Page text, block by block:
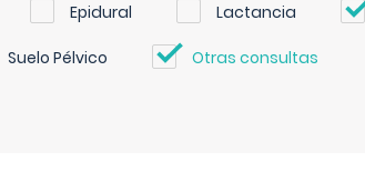
Epidural Lactancia
Suelo Pélvico Otras consultas